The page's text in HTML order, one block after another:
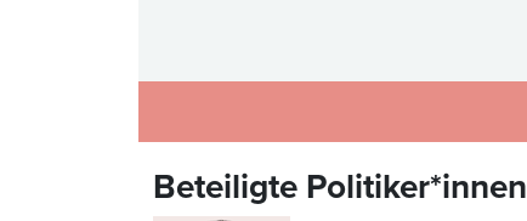
Beteiligte Politiker*innen